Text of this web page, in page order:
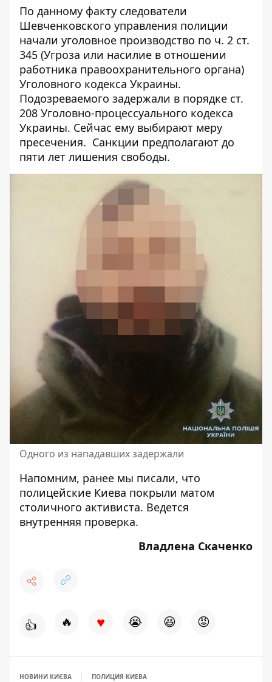
По данному факту следователи
Шевченковского управления полиции
начали уголовное производство по ч. 2 ст.
345 (Угроза или насилие в отношении
работника правоохранительного органа)
Уголовного кодекса Украины.
Подозреваемого задержали в порядке ст.
208 Уголовно-процессуального кодекса
Украины. Сейчас ему выбирают меру
пресечения. Санкции предполагают до
пяти лет лишения свободы.
Одного из нападавших задержали
Напомним, ранее мы писали, что
полицейские Киева покрыли матом
столичного активиста. Ведется
внутренняя проверка.
Владлена Скаченко
👍 🔥 ♥ 😭 😆 😡
НОВИНИ КИЄВА ПОЛИЦИЯ КИЕВА